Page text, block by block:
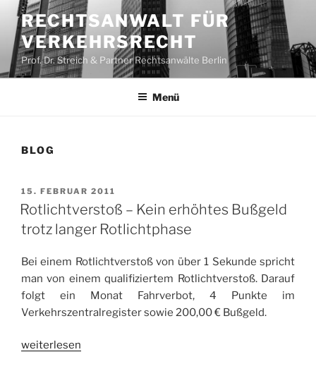
Zum
Inhalt
springen
RECHTSANWALT FÜR
VERKEHRSRECHT
Prof. Dr. Streich & Partner Rechtsanwälte Berlin
Menü
BLOG
VERÖFFENTLICHT
AM
15. FEBRUAR 2011
Rotlichtverstoß – Kein erhöhtes Bußgeld
trotz langer Rotlichtphase
Bei einem Rotlichtverstoß von über 1 Sekunde spricht
man von einem qualifiziertem Rotlichtverstoß. Darauf
folgt ein Monat Fahrverbot, 4 Punkte im
Verkehrszentralregister sowie 200,00 € Bußgeld.
„Rotlichtverstoß
weiterlesen